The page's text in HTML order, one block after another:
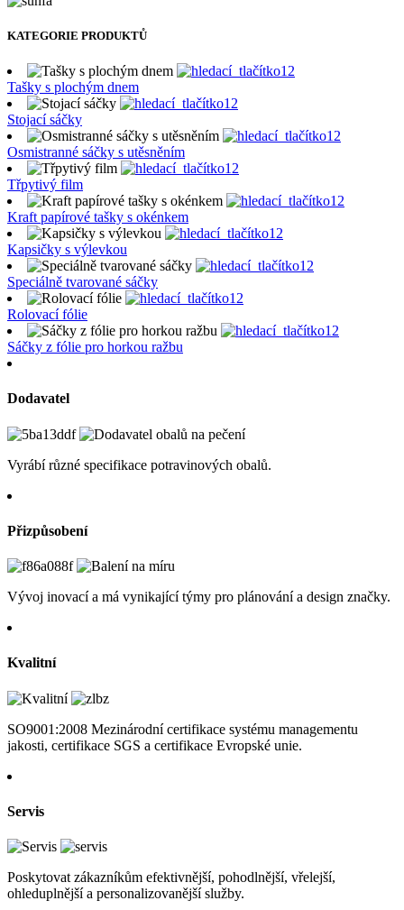
KATEGORIE PRODUKTŮ
Tašky s plochým dnem
Stojací sáčky
Osmistranné sáčky s utěsněním
Třpytivý film
Kraft papírové tašky s okénkem
Kapsičky s výlevkou
Speciálně tvarované sáčky
Rolovací fólie
Sáčky z fólie pro horkou ražbu
Dodavatel
Vyrábí různé specifikace potravinových obalů.
Přizpůsobení
Vývoj inovací a má vynikající týmy pro plánování a design značky.
Kvalitní
SO9001:2008 Mezinárodní certifikace systému managementu
jakosti, certifikace SGS a certifikace Evropské unie.
Servis
Poskytovat zákazníkům efektivnější, pohodlnější, vřelejší,
ohleduplnější a personalizovanější služby.